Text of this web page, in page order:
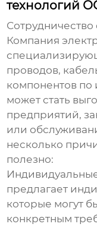
технологий
Компания
проводов,
компонентов по
может стать
предприятий,
или
несколько
полезно:
предлагает
которые могут
конкретным